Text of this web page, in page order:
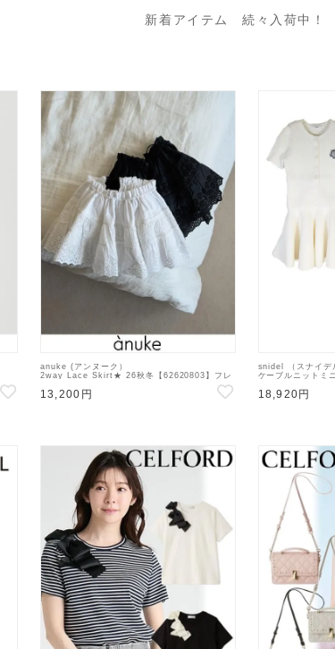
新着アイテム 続々入荷中！
anuke (アンヌーク）
2way Lace Skirt★ 26秋冬【62620803】フレ
13,200円
snidel （スナイデ
ケーブルニットミ
18,920円